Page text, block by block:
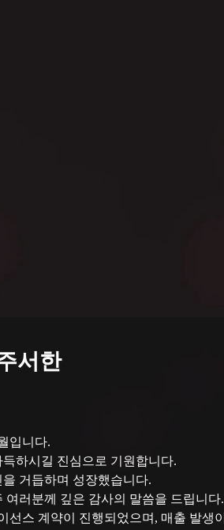
서한
입니다.
하시길 진심으로 기원합니다.
거듭하며 성장했습니다.
러분께 깊은 감사의 말씀을 드립니다.
선스 계약이 진행되었으며, 매출 발생